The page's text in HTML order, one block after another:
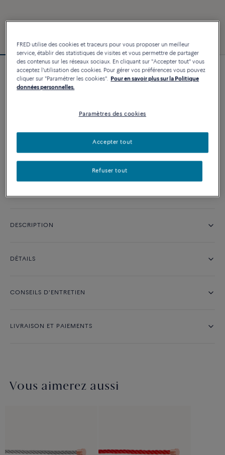
Bracelet Force 10
3 240 €
Disponibilité en boutique
DESCRIPTION
DÉTAILS
CONSEILS D'ENTRETIEN
LIVRAISON ET PAIEMENTS
Vous aimerez aussi
FRED utilise des cookies et traceurs pour vous proposer un meilleur
service, établir des statistiques de visites et vous permettre de partager
des contenus sur les réseaux sociaux. En cliquant sur "Accepter tout" vous
acceptez l'utilisation des cookies. Pour gérer vos préférences vous pouvez
cliquer sur "Paramétrer les cookies". Pour en savoir plus sur la Politique
données personnelles.
Paramètres des cookies
Refuser tout
Accepter tout